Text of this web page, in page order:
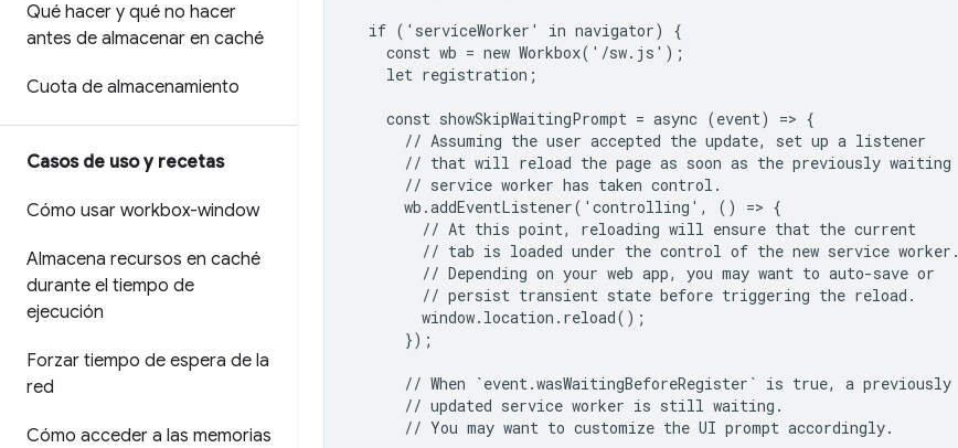
Qué hacer y qué no hacer
antes de almacenar en caché
Cuota de almacenamiento
Casos de uso y recetas
Cómo usar workbox-window
Almacena recursos en caché
durante el tiempo de
ejecución
Forzar tiempo de espera de la
red
Cómo acceder a las memorias
  if ('serviceWorker' in navigator) {
    const wb = new Workbox('/sw.js');
    let registration;
    const showSkipWaitingPrompt = async (event) => {
      // Assuming the user accepted the update, set up a listener
      // that will reload the page as soon as the previously waiting
      // service worker has taken control.
      wb.addEventListener('controlling', () => {
        // At this point, reloading will ensure that the current
        // tab is loaded under the control of the new service worker.
        // Depending on your web app, you may want to auto-save or
        // persist transient state before triggering the reload.
        window.location.reload();
      });
      // When `event.wasWaitingBeforeRegister` is true, a previously
      // updated service worker is still waiting.
      // You may want to customize the UI prompt accordingly.